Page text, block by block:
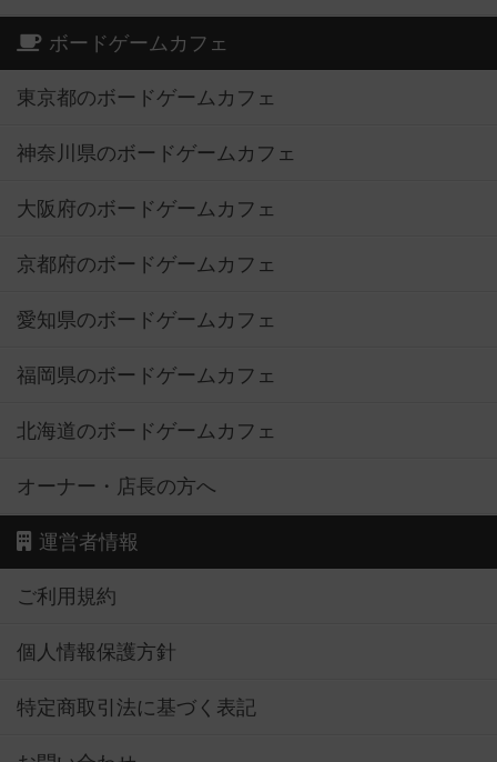
ボードゲームカフェ
東京都のボードゲームカフェ
神奈川県のボードゲームカフェ
大阪府のボードゲームカフェ
京都府のボードゲームカフェ
愛知県のボードゲームカフェ
福岡県のボードゲームカフェ
北海道のボードゲームカフェ
オーナー・店長の方へ
運営者情報
ご利用規約
個人情報保護方針
特定商取引法に基づく表記